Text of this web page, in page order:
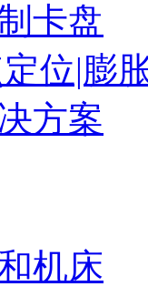
卡盘
位|膨
方案
机床